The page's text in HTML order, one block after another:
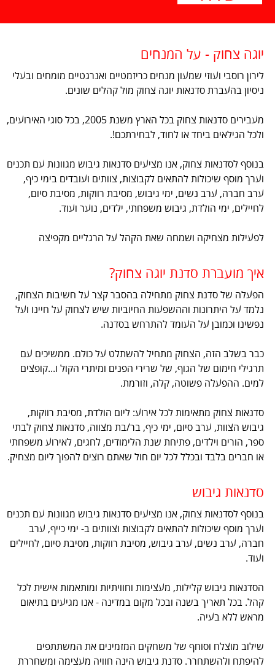
יוגה צחוק - על המנחים
לירון רוסבי ועוזי שמעון מנחים כריזמטיים ואנרגטיים מומחים ובעלי
ניסיון בהעברת סדנאות יוגה צחוק מול קהלים שונים.
מעבירים סדנאות צחוק בכל הארץ משנת 2005, בכל סוגי האירועים,
ולכל הגילאים ביחד או לחוד, לבחירתכם!.
בנוסף לסדנאות צחוק, אנו מציעים סדנאות גיבוש מגוונות עם תכנים
וערך מוסף שיכולות להתאים לקבוצות, צוותים ועובדים בימי כיף,
ערב חברה, ערב נשים, ימי גיבוש, מסיבת רווקות, מסיבת סיום,
לחיילים, ימי הולדת, גיבוש משפחתי, ילדים, נוער ועוד.
לפעילות מצחיקה ושמחה שאת הקהל על הרגליים מקפיצה
איך מועברת סדנת יוגה צחוק?
הפעלה של סדנת צחוק מתחילה בהסבר קצר על חשיבות הצחוק,
נלמד על היתרונות וההשפעות החיוביות שיש לצחוק על חיינו ועל
נפשינו וכמובן על העומד להתרחש בסדנה.
כבר בשלב הזה, הצחוק מתחיל להשתלט על כולם. ממשיכים עם
תרגילי חימום של הגוף, של שרירי הפנים ומיתרי הקול ו...קופצים
למים. ההפעלה פשוטה, קלה, וזורמת.
סדנאות צחוק מתאימות לכל אירוע: ליום הולדת, מסיבת רווקות,
גיבוש הצוות, ערב סיום, ימי כיף, בר/בת מצווה, סדנאות צחוק לבתי
ספר, הורים וילדים, פתיחת שנת הלימודים, לחגים, לאירוע משפחתי
או חברים בלבד ובכלל לכל יום חול שאתם רוצים להפוך ליום מצחיק.
סדנאות גיבוש
בנוסף לסדנאות צחוק, אנו מציעים סדנאות גיבוש מגוונות עם תכנים
וערך מוסף שיכולות להתאים לקבוצות וצוותים ב- ימי כייף, ערב
חברה, ערב נשים, ערב גיבוש, מסיבת רווקות, מסיבת סיום, לחיילים
ועוד.
הסדנאות גיבוש קלילות, מעצימות וחוויתיות ומותאמות אישית לכל
קהל. בכל תאריך בשנה ובכל מקום במדינה - אנו מגיעים בתיאום
מראש ללא בעיה.
שילוב מוצלח וסוחף של משחקים המזמינים את המשתתפים
להיפתח ולהשתחרר. סדנת גיבוש הינה חוויה מעצימה ומשחררת